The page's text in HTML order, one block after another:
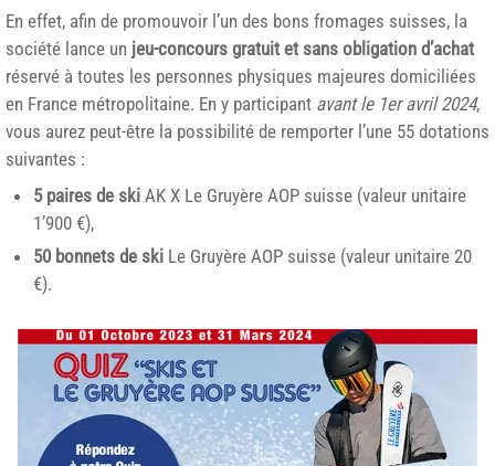
En effet, afin de promouvoir l’un des bons fromages suisses, la
société lance un jeu-concours gratuit et sans obligation d’achat
réservé à toutes les personnes physiques majeures domiciliées
en France métropolitaine. En y participant avant le 1er avril 2024,
vous aurez peut-être la possibilité de remporter l’une 55 dotations
suivantes :
5 paires de ski AK X Le Gruyère AOP suisse (valeur unitaire
1’900 €),
50 bonnets de ski Le Gruyère AOP suisse (valeur unitaire 20
€).